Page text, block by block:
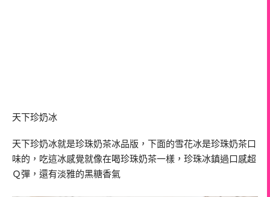
天下珍奶冰
天下珍奶冰就是珍珠奶茶冰品版，下面的雪花冰是珍珠奶茶口
味的，吃這冰感覺就像在喝珍珠奶茶一樣，珍珠冰鎮過口感超
Ｑ彈，還有淡雅的黑糖香氣